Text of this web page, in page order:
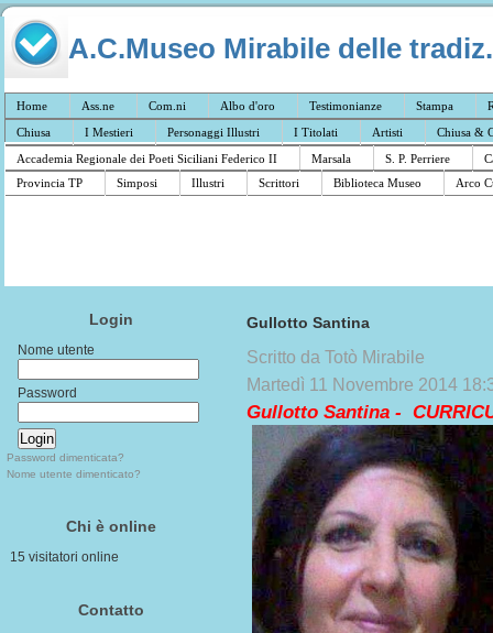
A.C.Museo Mirabile delle
Home Ass.ne Com.ni Albo d'oro Testimonianze Stampa
Chiusa
I Mestieri Personaggi Illustri I Titolati Artisti
Chiusa &
Accademia Regionale dei Poeti Siciliani Federico II
Marsala S. P. Perriere
Provincia TP
Simposi Illustri Scrittori Biblioteca Museo Arco
Login
Nome utente
Password
Password dimenticata?
Nome utente dimenticato?
Chi è online
15 visitatori online
Contatto
Gullotto Santina
Scritto da Totò Mirabile
Martedì 11 Novembre 2014
Gullotto Santina -